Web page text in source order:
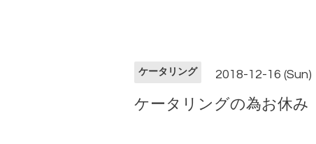
ケータリング 2018-12-16 (Sun)
ケータリングの為お休み